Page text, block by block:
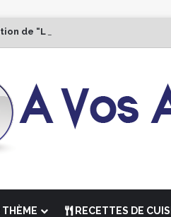
de “La Semaine des Chefs” du
THÈME RECETTES DE